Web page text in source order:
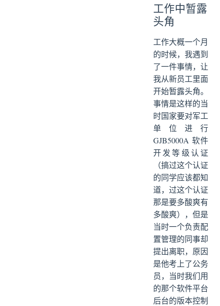
工作中暂露
头角
工作大概一个月
的时候，我遇到
了一件事情，让
我从新员工里面
开始暂露头角。
事情是这样的当
时国家要对军工
单位进行
GJB5000A 软件
开发等级认证
（搞过这个认证
的同学应该都知
道，过这个认证
那是要多酸爽有
多酸爽），但是
当时一个负责配
置管理的同事却
提出离职，原因
是他考上了公务
员，当时我们用
的那个软件平台
后台的版本控制